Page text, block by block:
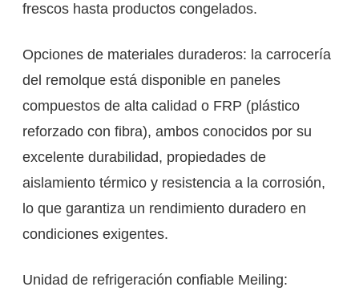
frescos hasta productos congelados.
Opciones de materiales duraderos: la carrocería
del remolque está disponible en paneles
compuestos de alta calidad o FRP (plástico
reforzado con fibra), ambos conocidos por su
excelente durabilidad, propiedades de
aislamiento térmico y resistencia a la corrosión,
lo que garantiza un rendimiento duradero en
condiciones exigentes.
Unidad de refrigeración confiable Meiling: